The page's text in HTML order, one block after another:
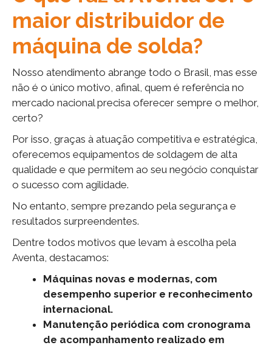
maior distribuidor de
máquina de solda?
Nosso atendimento abrange todo o Brasil, mas esse
não é o único motivo, afinal, quem é referência no
mercado nacional precisa oferecer sempre o melhor,
certo?
Por isso, graças à atuação competitiva e estratégica,
oferecemos equipamentos de soldagem de alta
qualidade e que permitem ao seu negócio conquistar
o sucesso com agilidade.
No entanto, sempre prezando pela segurança e
resultados surpreendentes.
Dentre todos motivos que levam à escolha pela
Aventa, destacamos:
Máquinas novas e modernas, com
desempenho superior e reconhecimento
internacional.
Manutenção periódica com cronograma
de acompanhamento realizado em